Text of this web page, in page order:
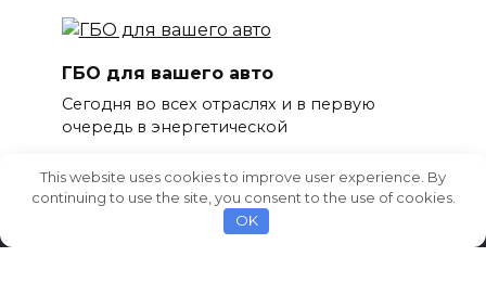
ГБО для вашего авто
Сегодня во всех отраслях и в первую
очередь в энергетической
This website uses cookies to improve user experience. By
continuing to use the site, you consent to the use of cookies.
OK